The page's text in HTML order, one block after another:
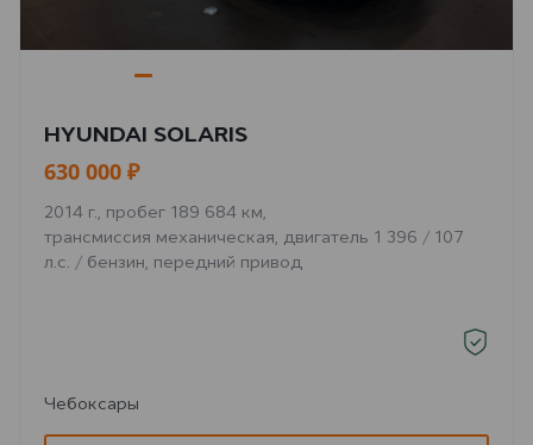
HYUNDAI SOLARIS
630 000 ₽
2014 г., пробег 189 684 км,
трансмиссия механическая, двигатель 1 396 / 107
л.с. / бензин, передний привод
Чебоксары